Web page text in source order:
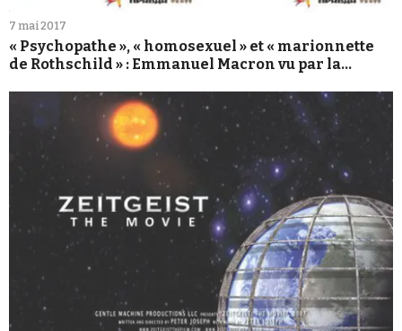
7 mai 2017
« Psychopathe », « homosexuel » et « marionnette
de Rothschild » : Emmanuel Macron vu par la